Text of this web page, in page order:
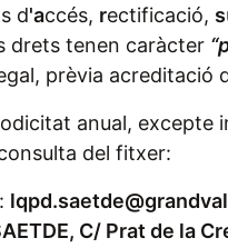
d'accés, rectificació, s
drets tenen caràcter
prèvia acreditació
anual,
del fitxer:
C/ Prat de la